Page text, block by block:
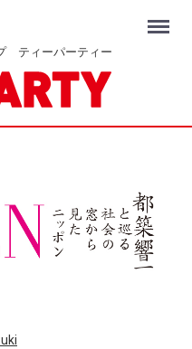
ティーパーティー
Menu